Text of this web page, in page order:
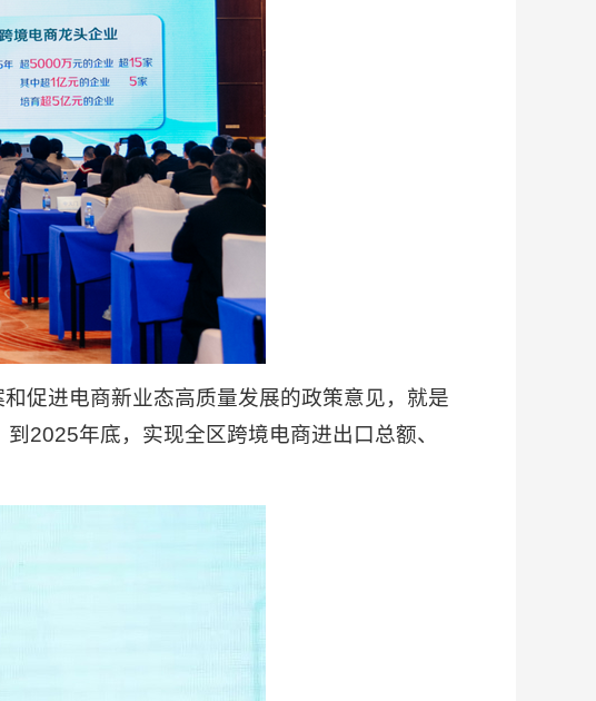
促进电商新业态高质量发展的政策意见，就是
2025年底，实现全区跨境电商进出口总额、